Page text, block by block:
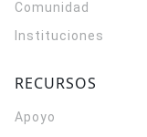
Comunidad
Instituciones
RECURSOS
Apoyo